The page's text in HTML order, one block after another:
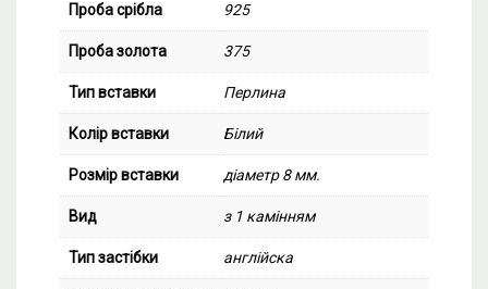
Проба срібла 925
Проба золота 375
Тип вставки Перлина
Колір вставки Білий
Розмір вставки діаметр 8 мм.
Вид з 1 камінням
Тип застібки англійска